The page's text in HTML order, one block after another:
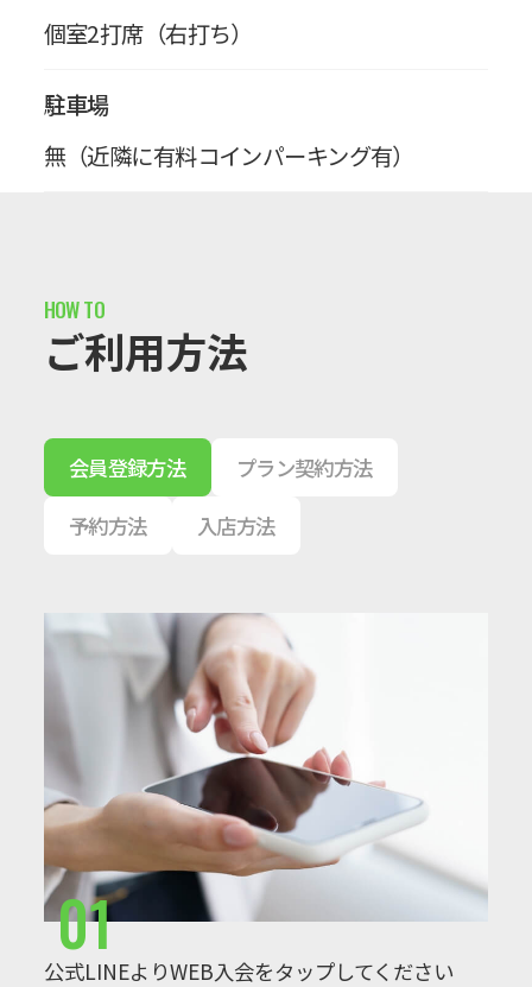
個室2打席（右打ち）
駐車場
無（近隣に有料コインパーキング有）
ご利用方法
会員登録方法
プラン契約方法
予約方法
入店方法
01
公式LINEよりWEB入会をタップしてください